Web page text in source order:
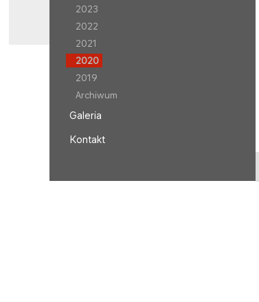
2023
2022
2021
2020
2019
Archiwum
Galeria
Kontakt